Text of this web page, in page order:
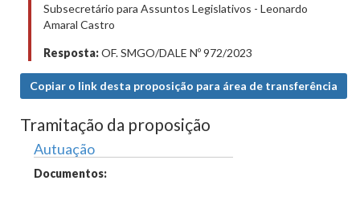
Subsecretário para Assuntos Legislativos - Leonardo
Amaral Castro
Resposta:OF. SMGO/DALE Nº 972/2023
Copiar o link desta proposição para área de transferência
Tramitação da proposição
Autuação
Documentos: